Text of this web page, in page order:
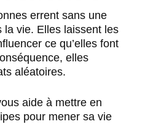
errent sans une
la vie. Elles laissent les
ce qu’elles font
elles
aléatoires.
aide à mettre en
pour mener sa vie